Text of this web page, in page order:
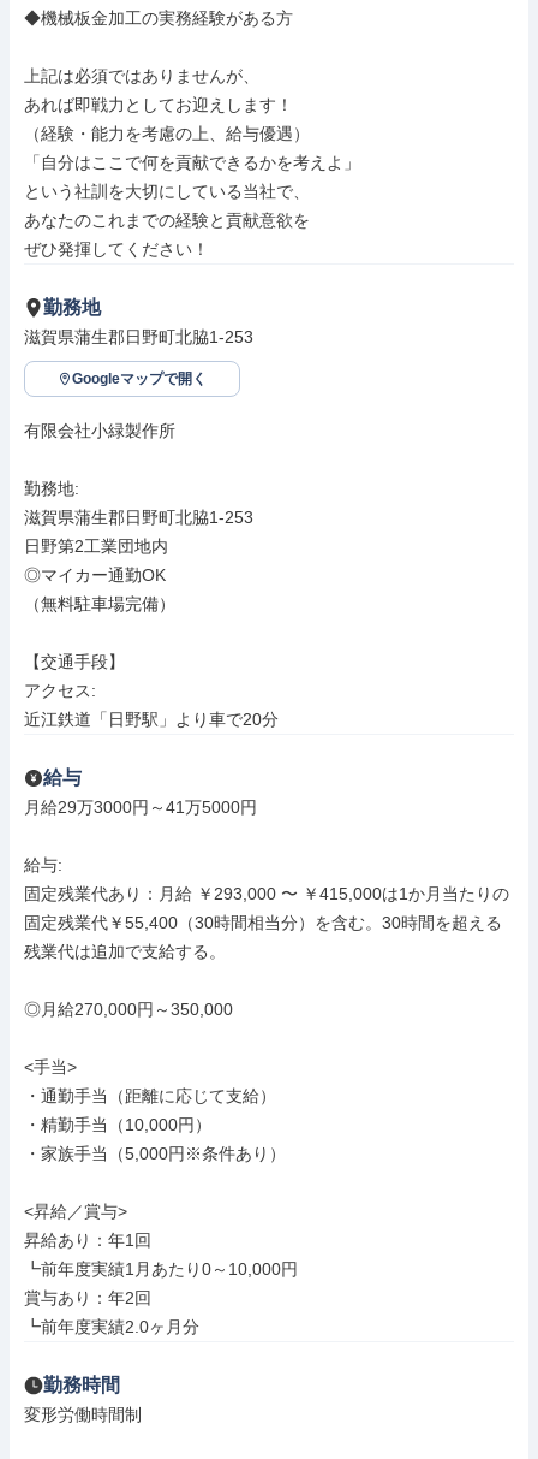
◆機械板金加工の実務経験がある方
上記は必須ではありませんが、
あれば即戦力としてお迎えします！
（経験・能力を考慮の上、給与優遇）
「自分はここで何を貢献できるかを考えよ」
という社訓を大切にしている当社で、
あなたのこれまでの経験と貢献意欲を
ぜひ発揮してください！
勤務地
滋賀県蒲生郡日野町北脇1-253
Googleマップで開く
有限会社小緑製作所
勤務地:
滋賀県蒲生郡日野町北脇1-253
日野第2工業団地内
◎マイカー通勤OK
（無料駐車場完備）
【交通手段】
アクセス:
近江鉄道「日野駅」より車で20分
給与
月給29万3000円～41万5000円
給与:
固定残業代あり：月給 ￥293,000 〜 ￥415,000は1か月当たりの
固定残業代￥55,400（30時間相当分）を含む。30時間を超える
残業代は追加で支給する。
◎月給270,000円～350,000
<手当>
・通勤手当（距離に応じて支給）
・精勤手当（10,000円）
・家族手当（5,000円※条件あり）
<昇給／賞与>
昇給あり：年1回
┗前年度実績1月あたり0～10,000円
賞与あり：年2回
┗前年度実績2.0ヶ月分
勤務時間
変形労働時間制